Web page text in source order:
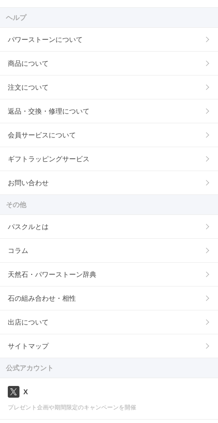
ヘルプ
パワーストーンについて
商品について
注文について
返品・交換・修理について
会員サービスについて
ギフトラッピングサービス
お問い合わせ
その他
パスクルとは
コラム
天然石・パワーストーン辞典
石の組み合わせ・相性
出店について
サイトマップ
公式アカウント
X
プレゼント企画や期間限定のキャンペーンを開催